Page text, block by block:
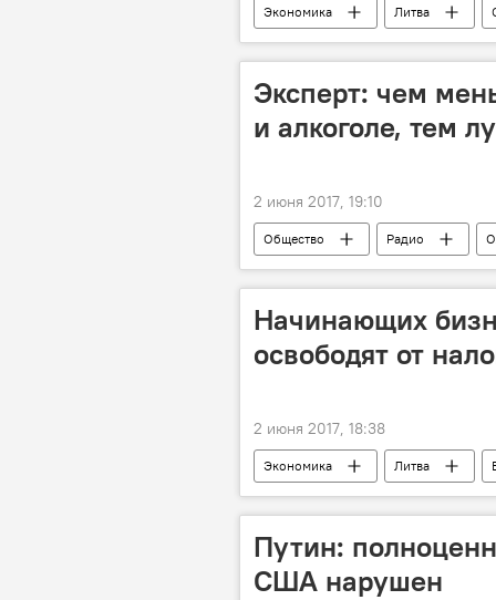
Экономика Литва
бедность
дети
Эксперт: чем
и алкоголе, тем
2 июня 2017, 19:10
Общество Радио
алкоголь
реклама
Начинающих
освободят от
2 июня 2017, 18:38
Экономика Литва
освобождение
Путин:
США нарушен